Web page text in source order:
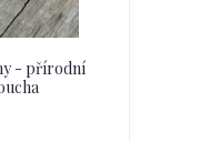
- přírodní